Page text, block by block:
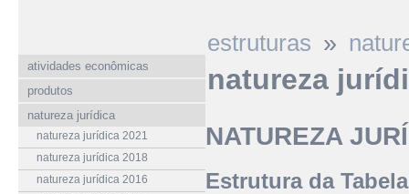
atividades econômicas
produtos
natureza jurídica
natureza jurídica 2021
natureza jurídica 2018
natureza jurídica 2016
estruturas »
natureza
NATUREZA
Estrutura da